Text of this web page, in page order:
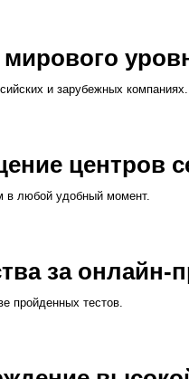
и зарубежных компаниях.
центров
в любой удобный момент.
за онлайн-
пройденных тестов.